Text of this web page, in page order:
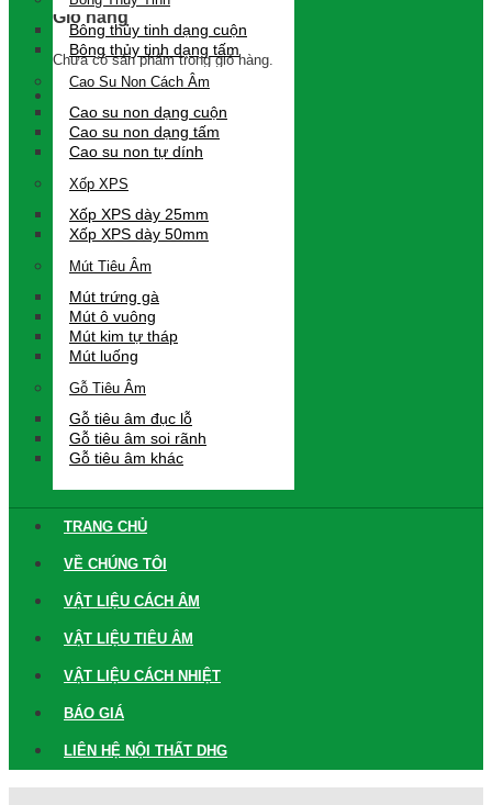
Giỏ hàng
Chưa có sản phẩm trong giỏ hàng.
Bông thủy tinh dạng cuộn
Bông thủy tinh dạng tấm
Cao Su Non Cách Âm
Cao su non dạng cuộn
Cao su non dạng tấm
Cao su non tự dính
Xốp XPS
Xốp XPS dày 25mm
Xốp XPS dày 50mm
Mút Tiêu Âm
Mút trứng gà
Mút ô vuông
Mút kim tự tháp
Mút luống
Gỗ Tiêu Âm
Gỗ tiêu âm đục lỗ
Gỗ tiêu âm soi rãnh
Gỗ tiêu âm khác
TRANG CHỦ
VỀ CHÚNG TÔI
VẬT LIỆU CÁCH ÂM
VẬT LIỆU TIÊU ÂM
VẬT LIỆU CÁCH NHIỆT
BÁO GIÁ
LIÊN HỆ NỘI THẤT DHG